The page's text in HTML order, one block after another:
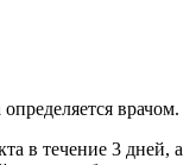
врачом.
в течение 3 дней, а